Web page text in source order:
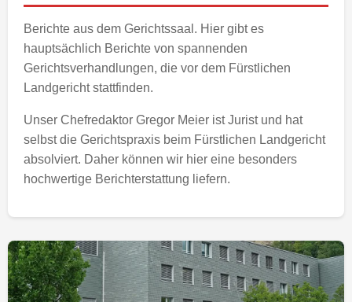
Berichte aus dem Gerichtssaal. Hier gibt es
hauptsächlich Berichte von spannenden
Gerichtsverhandlungen, die vor dem Fürstlichen
Landgericht stattfinden.
Unser Chefredaktor Gregor Meier ist Jurist und hat
selbst die Gerichtspraxis beim Fürstlichen Landgericht
absolviert. Daher können wir hier eine besonders
hochwertige Berichterstattung liefern.